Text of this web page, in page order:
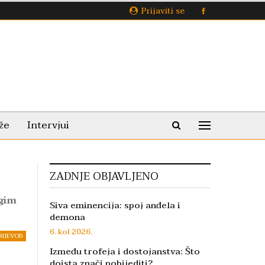
Prijaviti se
Intervjui
ZADNJE OBJAVLJENO
Siva eminencija: spoj anđela i
demona
6. kol 2026.
Između trofeja i dostojanstva: Što